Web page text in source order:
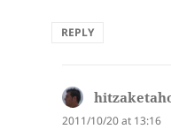
REPLY
2011/10/20 at 13:16